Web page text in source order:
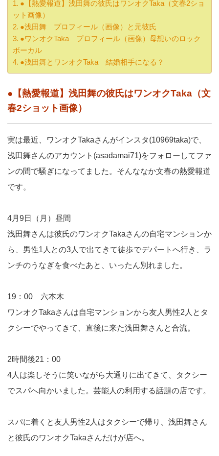
●【熱愛報道】浅田舞の彼氏はワンオクTaka（文春2ショ
ット画像）
●浅田舞 プロフィール（画像）と元彼氏
●ワンオクTaka プロフィール（画像）母想いのロック
ボーカル
●浅田舞とワンオクTaka 結婚相手になる？
●【熱愛報道】浅田舞の彼氏はワンオクTaka（文
春2ショット画像）
実は最近、ワンオクTakaさんがインスタ(10969taka)で、
浅田舞さんのアカウント(asadamai71)をフォローしてファ
ンの間で騒ぎになってました。そんななか文春の熱愛報道
です。
4月9日（月）昼間
浅田舞さんは彼氏のワンオクTakaさんの自宅マンションか
ら、男性1人との3人で出てきて徒歩でデパートへ行き、ラ
ンチのうなぎを食べたあと、いったん別れました。
19：00 六本木
ワンオクTakaさんは自宅マンションから友人男性2人とタ
クシーでやってきて、直後に来た浅田舞さんと合流。
2時間後21：00
4人は楽しそうに笑いながら大通りに出てきて、タクシー
でスパへ向かいました。芸能人の利用する話題の店です。
スパに着くと友人男性2人はタクシーで帰り、浅田舞さん
と彼氏のワンオクTakaさんだけが店へ。